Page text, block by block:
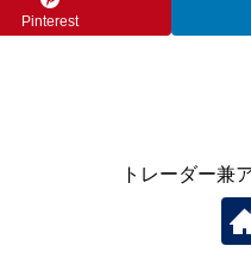
Pinterest
トレーダー兼